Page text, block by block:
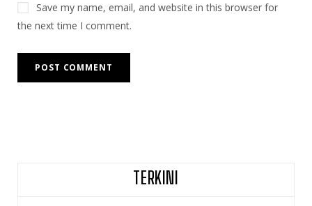
Save my name, email, and website in this browser for
the next time I comment.
TERKINI